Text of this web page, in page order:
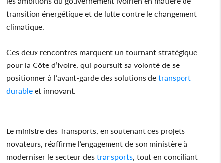
transition énergétique et de lutte contre le changement
climatique.
Ces deux rencontres marquent un tournant stratégique
pour la Côte d’Ivoire, qui poursuit sa volonté de se
positionner à l’avant-garde des solutions de transport
durable et innovant.
Le ministre des Transports, en soutenant ces projets
novateurs, réaffirme l’engagement de son ministère à
moderniser le secteur destransports , tout en conciliant